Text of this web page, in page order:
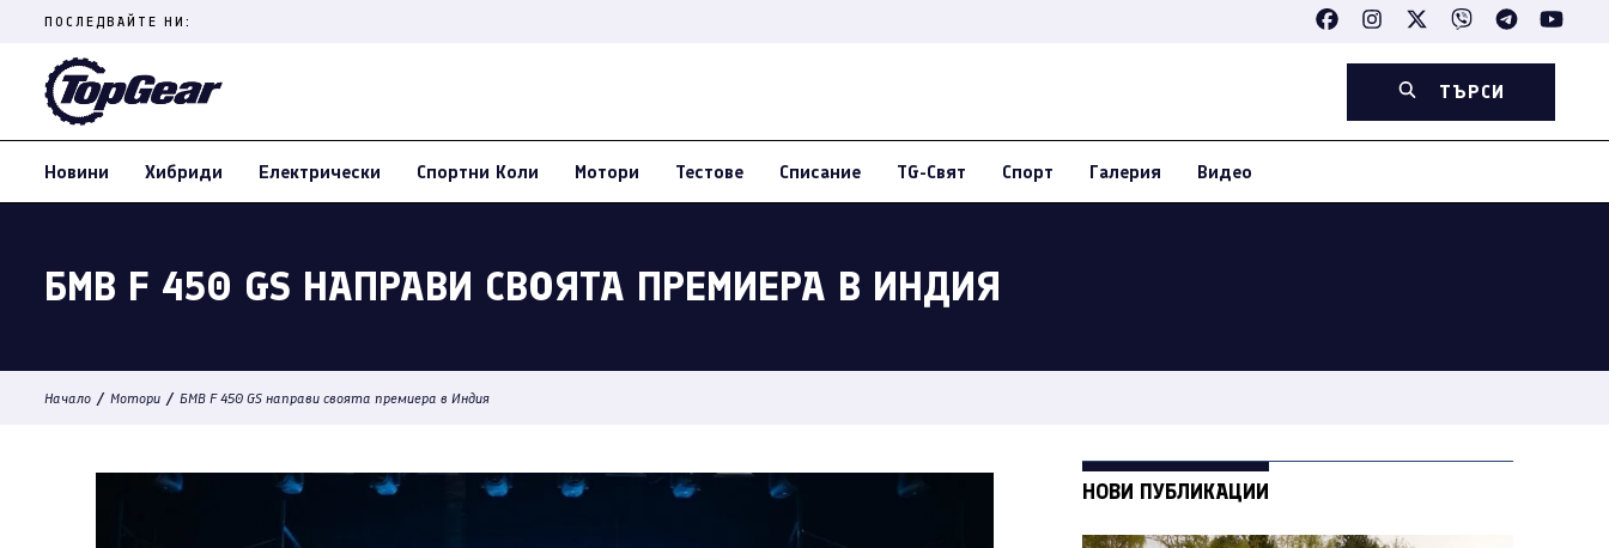
content
(Press
ПОСЛЕДВАЙТЕ НИ:
ТЪРСИ
Новини Хибриди Електрически Спортни Коли Мотори Тестове Списание TG-Свят Спорт Галерия Видео
БМВ F 450 GS НАПРАВИ СВОЯТА ПРЕМИЕРА В ИНДИЯ
Начало / Мотори / БМВ F 450 GS направи своята премиера в Индия
НОВИ ПУБЛИКАЦИИ